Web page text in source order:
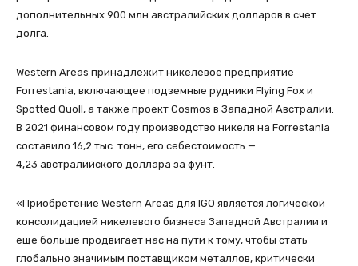
дополнительных 900 млн австралийских долларов в счет
долга.
Western Areas принадлежит никелевое предприятие
Forrestania, включающее подземные рудники Flying Fox и
Spotted Quoll, а также проект Cosmos в Западной Австралии.
В 2021 финансовом году производство никеля на Forrestania
составило 16,2 тыс. тонн, его себестоимость —
4,23 австралийского доллара за фунт.
«Приобретение Western Areas для IGO является логической
консолидацией никелевого бизнеса Западной Австралии и
еще больше продвигает нас на пути к тому, чтобы стать
глобально значимым поставщиком металлов, критически